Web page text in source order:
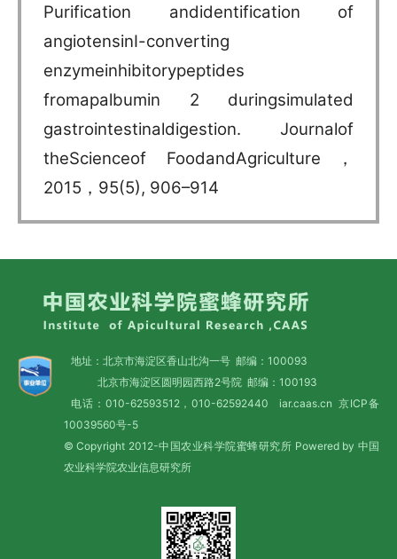
Purification andidentification of
angiotensinI-converting
enzymeinhibitorypeptides
fromapalbumin 2 duringsimulated
gastrointestinaldigestion. Journalof
theScienceof FoodandAgriculture，
2015，95(5), 906–914
地址：北京市海淀区香山北沟一号 邮编：100093
北京市海淀区圆明园西路2号院 邮编：100193
电话：010-62593512，010-62592440 iar.caas.cn 京ICP备
10039560号-5
© Copyright 2012-中国农业科学院蜜蜂研究所 Powered by 中国
农业科学院农业信息研究所